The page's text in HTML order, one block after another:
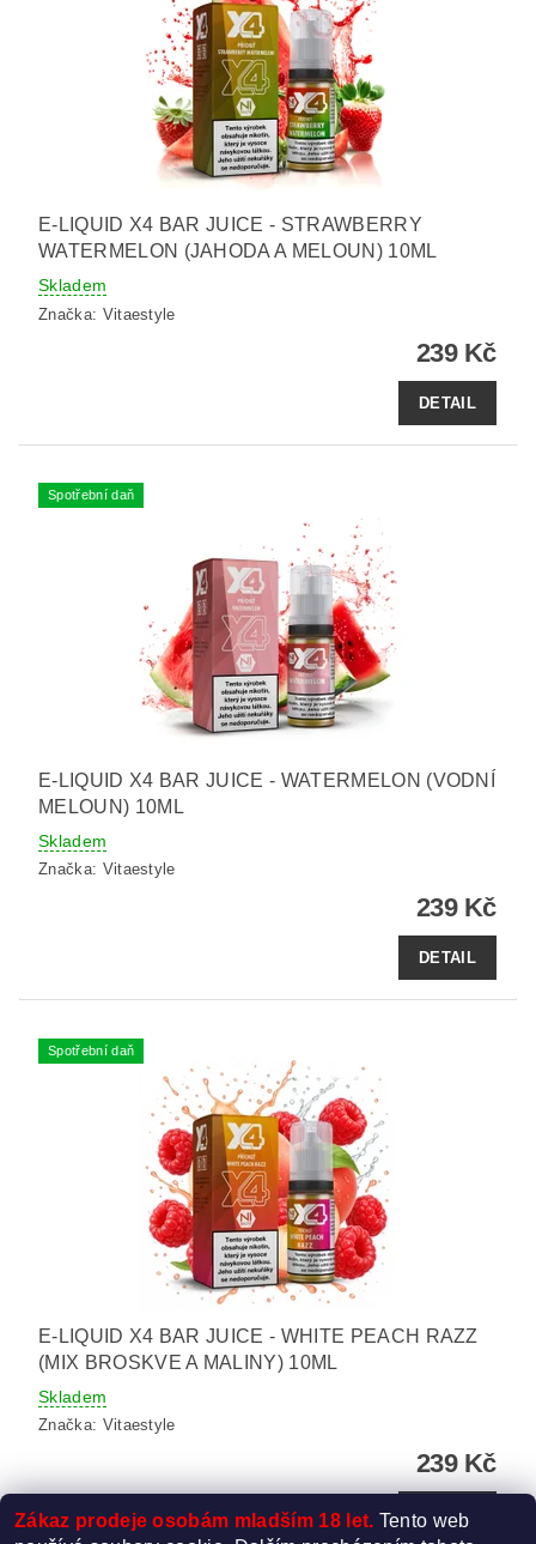
E-LIQUID X4 BAR JUICE - STRAWBERRY
WATERMELON (JAHODA A MELOUN) 10ML
Skladem
Značka: Vitaestyle
239 Kč
DETAIL
Spotřební daň
E-LIQUID X4 BAR JUICE - WATERMELON (VODNÍ
MELOUN) 10ML
Skladem
Značka: Vitaestyle
239 Kč
DETAIL
Spotřební daň
E-LIQUID X4 BAR JUICE - WHITE PEACH RAZZ
(MIX BROSKVE A MALINY) 10ML
Skladem
Značka: Vitaestyle
239 Kč
DETAIL
Zákaz prodeje osobám mladším 18 let. Tento web